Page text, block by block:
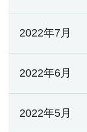
2022年7月
2022年6月
2022年5月